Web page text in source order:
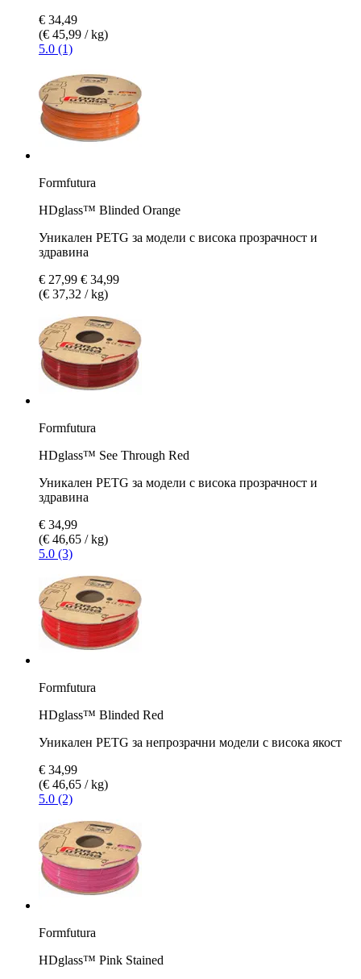
€ 34,49
(€ 45,99 / kg)
5.0 (1)
Formfutura
HDglass™ Blinded Orange
Уникален PETG за модели с висока прозрачност и
здравина
€ 27,99 € 34,99
(€ 37,32 / kg)
Formfutura
HDglass™ See Through Red
Уникален PETG за модели с висока прозрачност и
здравина
€ 34,99
(€ 46,65 / kg)
5.0 (3)
Formfutura
HDglass™ Blinded Red
Уникален PETG за непрозрачни модели с висока якост
€ 34,99
(€ 46,65 / kg)
5.0 (2)
Formfutura
HDglass™ Pink Stained